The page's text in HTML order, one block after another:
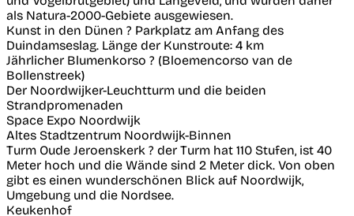
als Natura-2000-Gebiete ausgewiesen.
Kunst in den Dünen ? Parkplatz am Anfang des
Duindamseslag. Länge der Kunstroute: 4 km
Jährlicher Blumenkorso ? (Bloemencorso van de
Bollenstreek)
Der Noordwijker-Leuchtturm und die beiden
Strandpromenaden
Space Expo Noordwijk
Altes Stadtzentrum Noordwijk-Binnen
Turm Oude Jeroenskerk ? der Turm hat 110 Stufen, ist 40
Meter hoch und die Wände sind 2 Meter dick. Von oben
gibt es einen wunderschönen Blick auf Noordwijk,
Umgebung und die Nordsee.
Keukenhof